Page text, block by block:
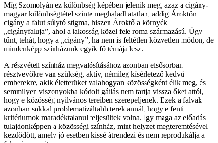
Míg Szomolyán ez különbség képében jelenik meg, azaz a cigány-
magyar különbségtétel szinte meghaladhatatlan, addig Ároktőn
cigány a falut súlytó stigma, hiszen Ároktő a környék
„cigányfaluja”, ahol a lakosság közel fele roma származású. Úgy
tűnt, tehát, hogy a „cigány”, ha nem is feltétlen közvetlen módon, de
mindenképp színházunk egyik fő témája lesz.
A részvételi színház megvalósításához azonban elsősorban
résztvevőkre van szükség, aktív, némileg kísérletező kedvű
emberekre, akik életterüket valahogyan közösségként élik meg, és
semmilyen viszonyokba kódolt gátlás nem tartja vissza őket attól,
hogy e közösség nyilvános tereiben szerepeljenek. Ezek a falvak
azonban sokkal problematizáltabb terek annál, hogy e fenti
kritériumok maradéktalanul teljesültek volna. Így maga az előadás
tulajdonképpen a közösségi színház, mint helyzet megteremtésével
kezdődött, amely jó esetben kissé átrendezi és nem reprodukálja a